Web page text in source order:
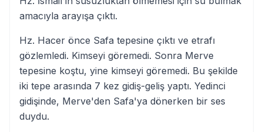
amacıyla arayışa çıktı.
Hz. Hacer önce Safa tepesine çıktı ve etrafı
gözlemledi. Kimseyi göremedi. Sonra Merve
tepesine koştu, yine kimseyi göremedi. Bu şekilde
iki tepe arasında 7 kez gidiş-geliş yaptı. Yedinci
gidişinde, Merve'den Safa'ya dönerken bir ses
duydu.